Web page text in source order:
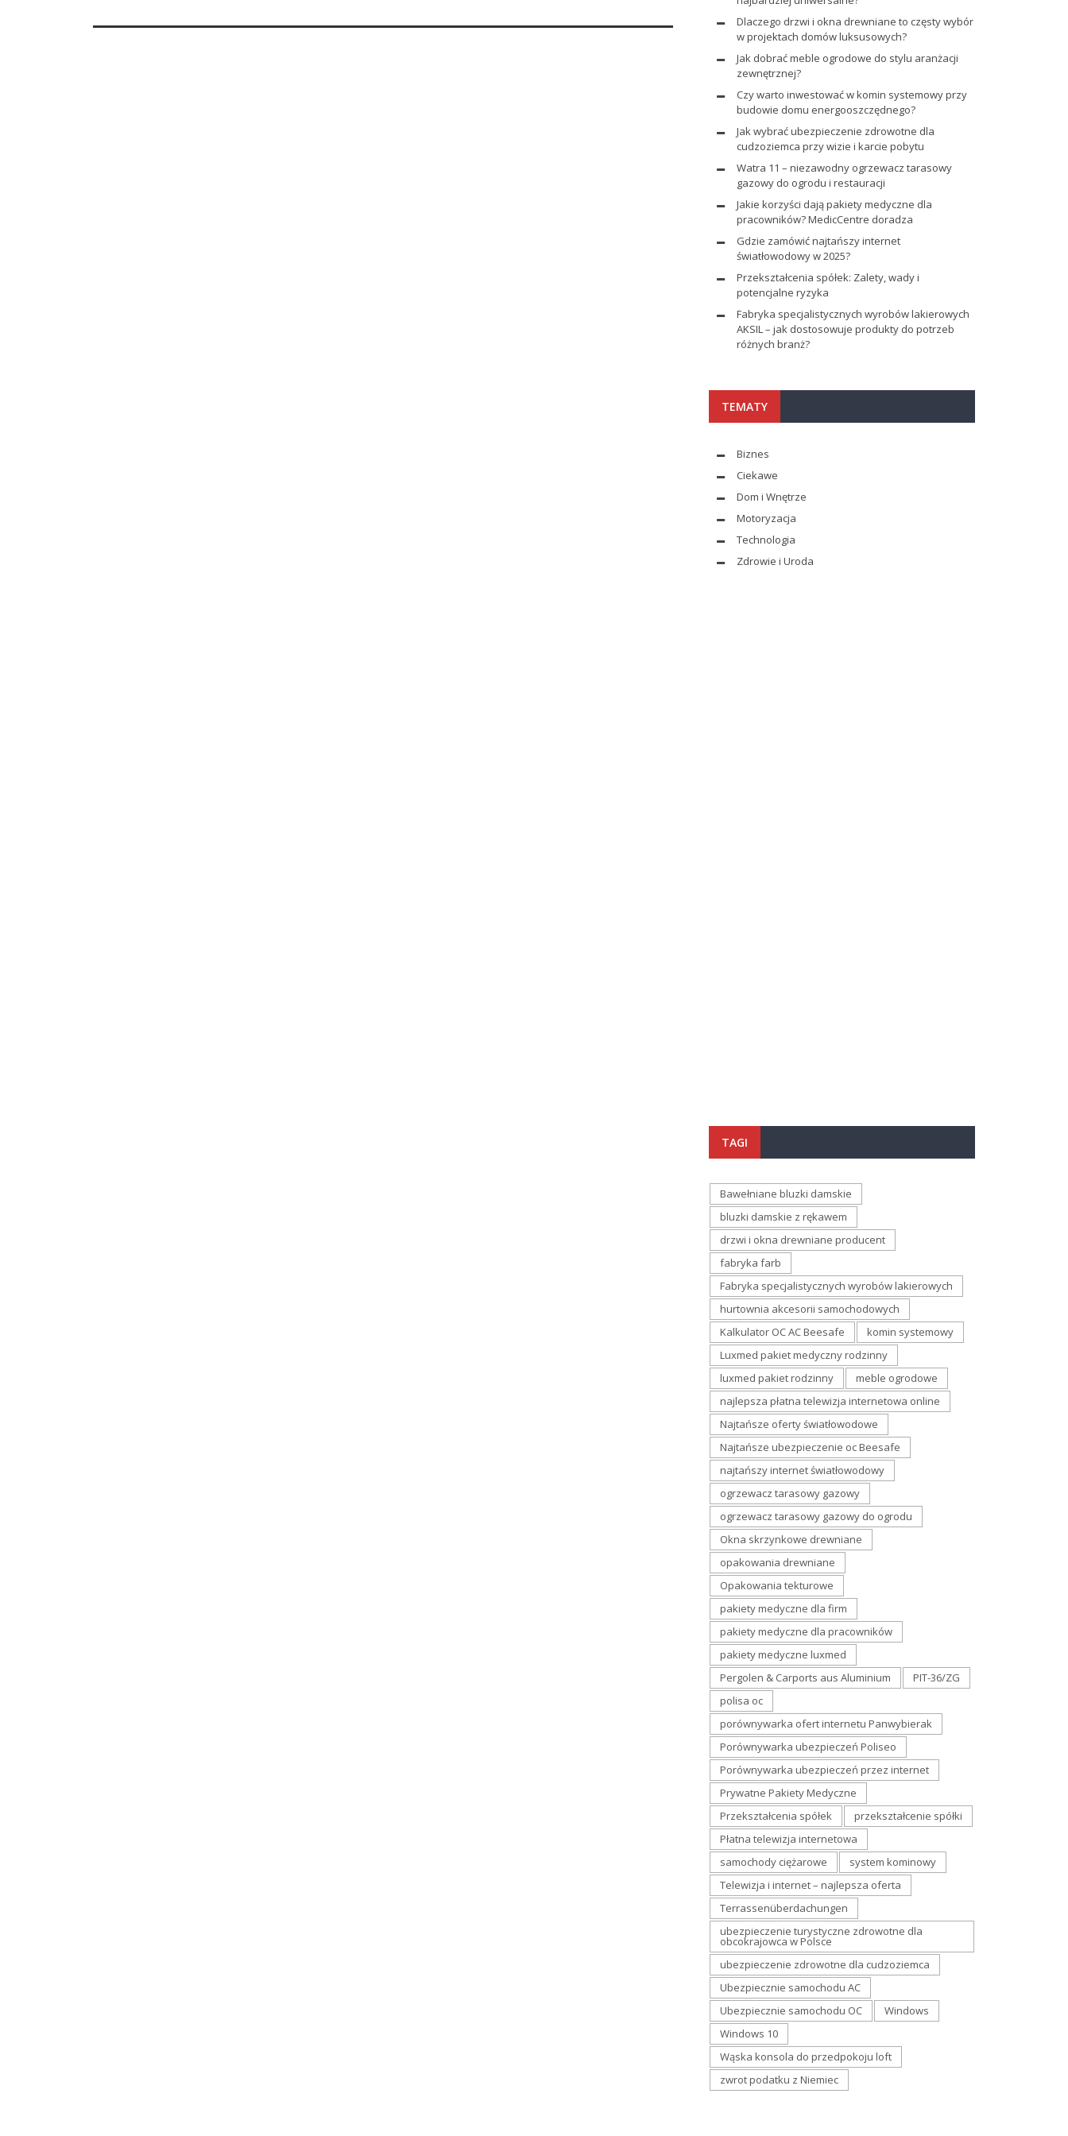
Dlaczego drzwi i okna drewniane to częsty wybór
w projektach domów luksusowych?
Jak dobrać meble ogrodowe do stylu aranżacji
zewnętrznej?
Czy warto inwestować w komin systemowy przy
budowie domu energooszczędnego?
Jak wybrać ubezpieczenie zdrowotne dla
cudzoziemca przy wizie i karcie pobytu
Watra 11 – niezawodny ogrzewacz tarasowy
gazowy do ogrodu i restauracji
Jakie korzyści dają pakiety medyczne dla
pracowników? MedicCentre doradza
Gdzie zamówić najtańszy internet
światłowodowy w 2025?
Przekształcenia spółek: Zalety, wady i
potencjalne ryzyka
Fabryka specjalistycznych wyrobów lakierowych
AKSIL – jak dostosowuje produkty do potrzeb
różnych branż?
TEMATY
Biznes
Ciekawe
Dom i Wnętrze
Motoryzacja
Technologia
Zdrowie i Uroda
TAGI
Bawełniane bluzki damskie
bluzki damskie z rękawem
drzwi i okna drewniane producent
fabryka farb
Fabryka specjalistycznych wyrobów lakierowych
hurtownia akcesorii samochodowych
Kalkulator OC AC Beesafe
komin systemowy
Luxmed pakiet medyczny rodzinny
luxmed pakiet rodzinny
meble ogrodowe
najlepsza płatna telewizja internetowa online
Najtańsze oferty światłowodowe
Najtańsze ubezpieczenie oc Beesafe
najtańszy internet światłowodowy
ogrzewacz tarasowy gazowy
ogrzewacz tarasowy gazowy do ogrodu
Okna skrzynkowe drewniane
opakowania drewniane
Opakowania tekturowe
pakiety medyczne dla firm
pakiety medyczne dla pracowników
pakiety medyczne luxmed
Pergolen & Carports aus Aluminium
PIT-36/ZG
polisa oc
porównywarka ofert internetu Panwybierak
Porównywarka ubezpieczeń Poliseo
Porównywarka ubezpieczeń przez internet
Prywatne Pakiety Medyczne
Przekształcenia spółek
przekształcenie spółki
Płatna telewizja internetowa
samochody ciężarowe
system kominowy
Telewizja i internet – najlepsza oferta
Terrassenüberdachungen
ubezpieczenie turystyczne zdrowotne dla
obcokrajowca w Polsce
ubezpieczenie zdrowotne dla cudzoziemca
Ubezpiecznie samochodu AC
Ubezpiecznie samochodu OC
Windows
Windows 10
Wąska konsola do przedpokoju loft
zwrot podatku z Niemiec